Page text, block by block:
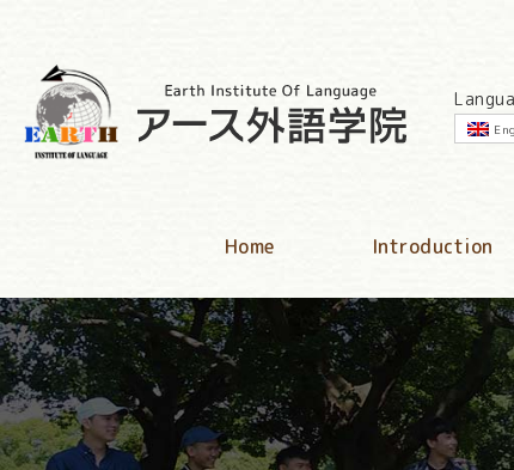
Home Introduction